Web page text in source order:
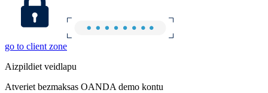
go to client zone
Aizpildiet veidlapu
Atveriet bezmaksas OANDA demo kontu